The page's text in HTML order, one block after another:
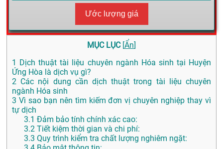
Ước lượng giá
MỤC LỤC [Ẩn]
1
Dịch thuật tài liệu chuyên ngành Hóa sinh tại Huyện
Ứng Hòa là dịch vụ gì?
2 Các nội dung cần dịch thuật trong tài liệu chuyên
ngành Hóa sinh
3 Vì sao bạn nên tìm kiếm đơn vị chuyên nghiệp thay vì
tự dịch
3.1 Đảm bảo tính chính xác cao:
3.2 Tiết kiệm thời gian và chi phí:
3.3 Quy trình kiểm tra chất lượng nghiêm ngặt: